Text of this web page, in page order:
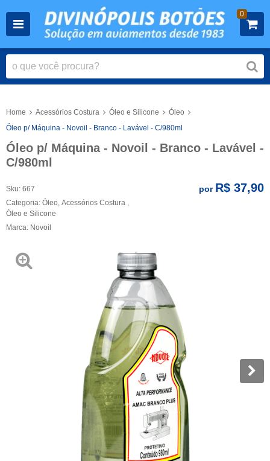
0
Home Acessórios Costura Óleo e Silicone
Óleo
Óleo p/ Máquina - Novoil - Branco - Lavável - C/980ml
Óleo p/ Máquina - Novoil - Branco - Lavável -
C/980ml
Sku: 667
Categoria: Óleo Acessórios Costura
Óleo e Silicone
Marca: Novoil
por R$ 37,90